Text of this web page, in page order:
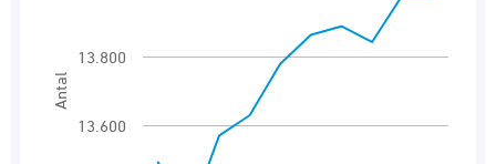
The chart has 1 X axis displaying categories.
The chart has 1 Y axis displaying Antal.
Antal
13.600
13.800